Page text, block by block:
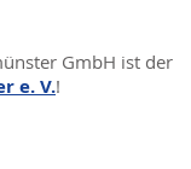
GmbH ist der
e. V.!​